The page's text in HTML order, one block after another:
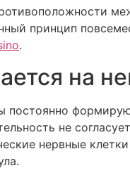
принцип
.
на
не
нервные